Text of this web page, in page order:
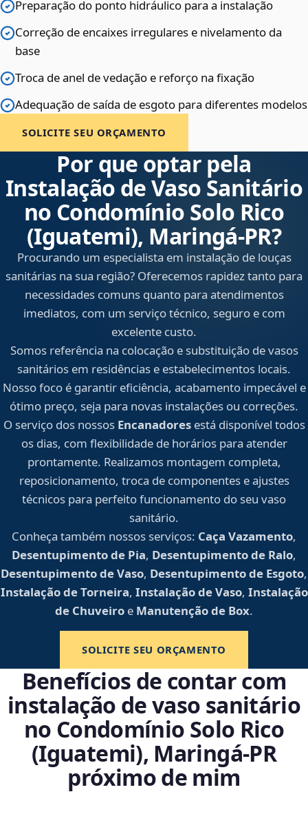
Preparação do ponto hidráulico para a instalação
Correção de encaixes irregulares e nivelamento da
base
Troca de anel de vedação e reforço na fixação
Adequação de saída de esgoto para diferentes modelos
SOLICITE SEU ORÇAMENTO
Por que optar pela
Instalação de Vaso Sanitário
no Condomínio Solo Rico
(Iguatemi), Maringá‑PR?
Procurando um especialista em instalação de louças
sanitárias na sua região? Oferecemos rapidez tanto para
necessidades comuns quanto para atendimentos
imediatos, com um serviço técnico, seguro e com
excelente custo.
Somos referência na colocação e substituição de vasos
sanitários em residências e estabelecimentos locais.
Nosso foco é garantir eficiência, acabamento impecável e
ótimo preço, seja para novas instalações ou correções.
O serviço dos nossos Encanadoresestá disponível todos
os dias, com flexibilidade de horários para atender
prontamente. Realizamos montagem completa,
reposicionamento, troca de componentes e ajustes
técnicos para perfeito funcionamento do seu vaso
sanitário.
Conheça também nossos serviços: Caça Vazamento,
Desentupimento de Pia, Desentupimento de Ralo,
Desentupimento de Vaso, Desentupimento de Esgoto,
Instalação de Torneira, Instalação de Vaso, Instalação
de Chuveiro e Manutenção de Box.
SOLICITE SEU ORÇAMENTO
Benefícios de contar com
instalação de vaso sanitário
no Condomínio Solo Rico
(Iguatemi), Maringá‑PR
próximo de mim